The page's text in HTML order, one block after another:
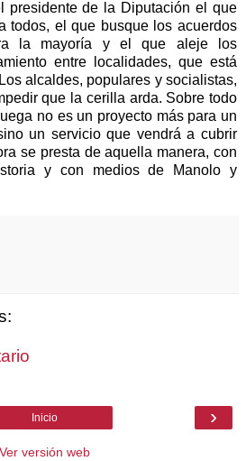
presidente de la Diputación el que
todos, el que busque los acuerdos
la mayoría y el que aleje los
entre localidades, que está
alcaldes, populares y socialistas,
que la cerilla arda. Sobre todo
no es un proyecto más para un
un servicio que vendrá a cubrir
se presta de aquella manera, con
y con medios de Manolo y
›
Inicio
Ver versión web